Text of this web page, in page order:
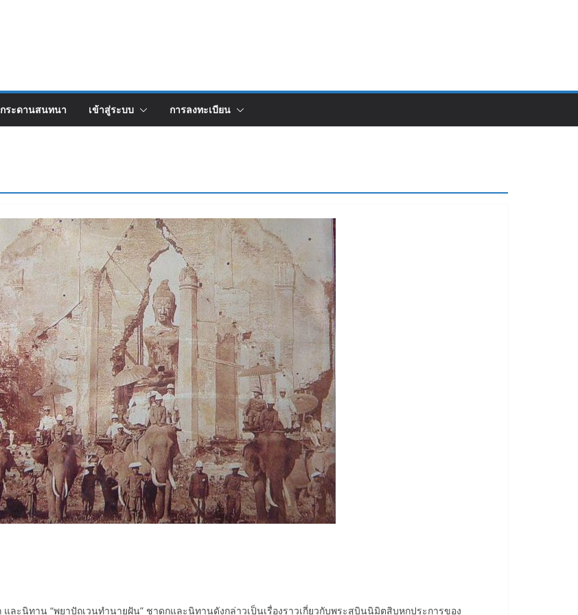
กระดานสนทนา เข้าสู่ระบบ การลงทะเบียน
ะนิทาน “พยาปัถเวนทำนายฝัน” ชาดกและนิทานดังกล่าวเป็นเรื่องราวเกี่ยวกับพระสุบินนิมิตสิบหกประการของ